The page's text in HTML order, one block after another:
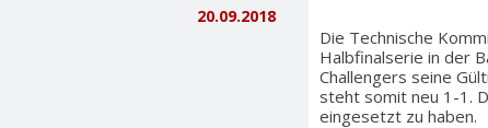
20.09.2018
Die Technische
Halbfinalserie in der
Challengers seine
steht somit neu 1-1.
eingesetzt zu haben.